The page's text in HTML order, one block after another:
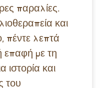
παραλίες.
και
πέντε λεπτά
επαφή με τη
και
του